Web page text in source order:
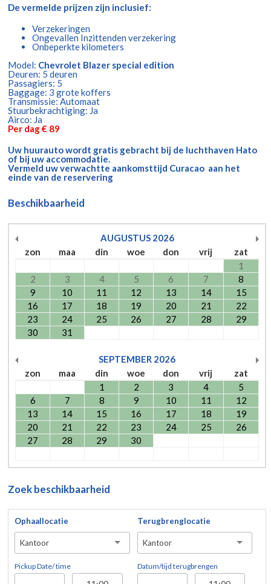
De vermelde prijzen zijn inclusief:
Verzekeringen
Ongevallen Inzittenden verzekering
Onbeperkte kilometers
Model: Chevrolet Blazer special edition
Deuren: 5 deuren
Passagiers: 5
Baggage: 3 grote koffers
Transmissie: Automaat
Stuurbekrachtiging: Ja
Airco: Ja
Per dag € 89
Uw huurauto wordt gratis gebracht bij de luchthaven Hato
of bij uw accommodatie.
Vermeld uw verwachtte aankomsttijd Curacao aan het
einde van de reservering
Beschikbaarheid
AUGUSTUS 2026
zon
maa din woe don vrij
zat
1
2
3 4 5 6 7
8
9
10 11 12 13 14
15
16
17 18 19 20 21
22
23
24 25 26 27 28
29
30
31
SEPTEMBER 2026
zon
maa din woe don vrij
zat
1
2 3 4
5
6
7 8 9 10 11
12
13
14 15 16 17 18
19
20
21 22 23 24 25
26
27
28 29 30
Zoek beschikbaarheid
Ophaallocatie
Kantoor
Pickup Date/ time
Terugbrenglocatie
Kantoor
Datum/tijd terugbrengen